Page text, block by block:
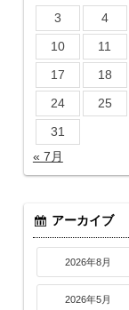
3
4
10
11
17
18
24
25
31
« 7月
アーカイブ
2026年8月
2026年5月